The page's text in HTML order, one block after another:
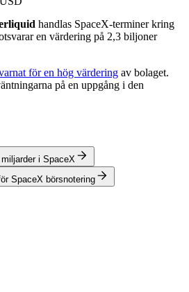
handlas SpaceX-terminer kring
en värdering på 2,3 biljoner
för en hög värdering av bolaget.
på en uppgång i den
i SpaceX
SpaceX börsnotering